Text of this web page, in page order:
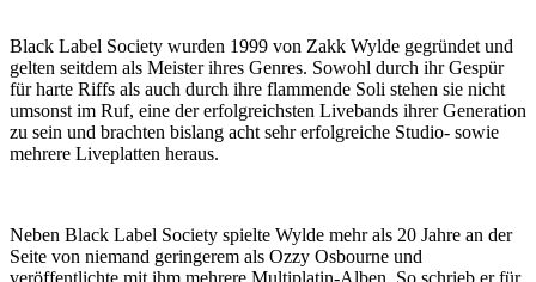
Black Label Society wurden 1999 von Zakk Wylde gegründet und
gelten seitdem als Meister ihres Genres. Sowohl durch ihr Gespür
für harte Riffs als auch durch ihre flammende Soli stehen sie nicht
umsonst im Ruf, eine der erfolgreichsten Livebands ihrer Generation
zu sein und brachten bislang acht sehr erfolgreiche Studio- sowie
mehrere Liveplatten heraus.
Neben Black Label Society spielte Wylde mehr als 20 Jahre an der
Seite von niemand geringerem als Ozzy Osbourne und
veröffentlichte mit ihm mehrere Multiplatin-Alben. So schrieb er für